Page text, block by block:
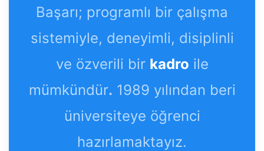
Başarı; programlı bir çalışma
sistemiyle, deneyimli, disiplinli
ve özverili bir kadro ile
mümkündür. 1989 yılından beri
üniversiteye öğrenci
hazırlamaktayız.